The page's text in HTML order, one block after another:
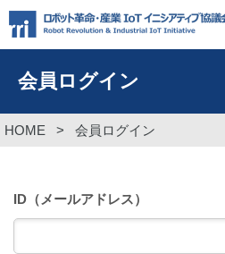
会員ログイン
HOME > 会員ログイン
ID（メールアドレス）